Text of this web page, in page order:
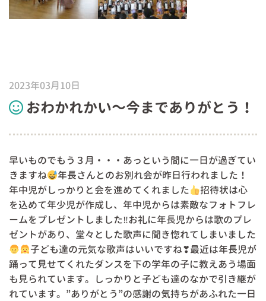
おわかれかい～今までありがとう！
2023年03月10日
早いものでもう３月・・・あっという間に一日が過ぎてい
きますね
年長さんとのお別れ会が昨日行われました！
年中児がしっかりと会を進めてくれました
招待状は心
を込めて年少児が作成し、年中児からは素敵なフォトフレ
ームをプレゼントしました‼お礼に年長児からは歌のプレ
ゼントがあり、堂々とした歌声に聞き惚れてしまいました
子ども達の元気な歌声はいいですね❣最近は年長児が
踊って見せてくれたダンスを下の学年の子に教えあう場面
も見られています。しっかりと子ども達のなかで引き継が
れています。”ありがとう”の感謝の気持ちがあふれた一日